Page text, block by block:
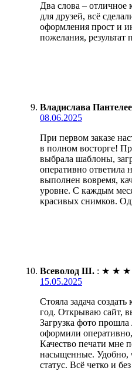
Два слова – отличное
для друзей, всё
оформления прост и
пожелания,
Владислава
08.06.2025
При первом заказе
в полном восторге!
выбрала шаблоны,
оперативно ответила
выполнен вовремя,
уровне. С каждым
красивых снимков.
Всеволод Ш. : ★ ★ ★
15.05.2025
Стояла задача
год. Открываю сайт,
Загрузка фото прошла
оформили
Качество печати мне
насыщенные. Удобно,
статус. Всё четко и